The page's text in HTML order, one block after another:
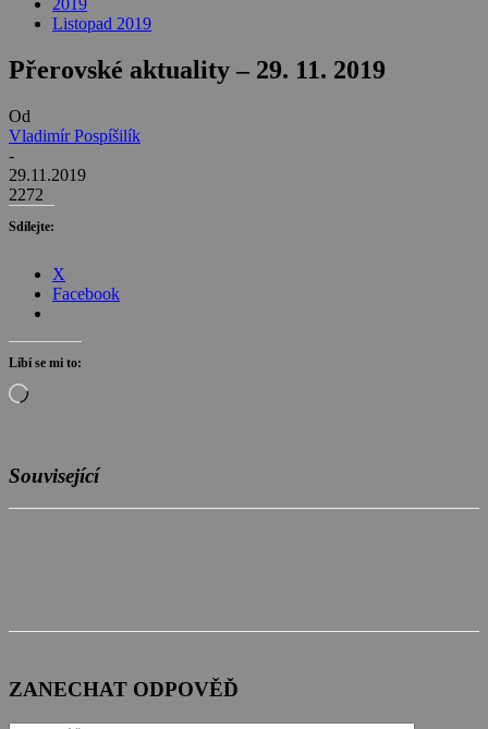
2019
Listopad 2019
Přerovské aktuality – 29. 11. 2019
Od
Vladimír Pospíšilík
-
29.11.2019
2272
Sdílejte:
X
Facebook
Líbí se mi to:
Načítání…
Související
ZANECHAT ODPOVĚĎ